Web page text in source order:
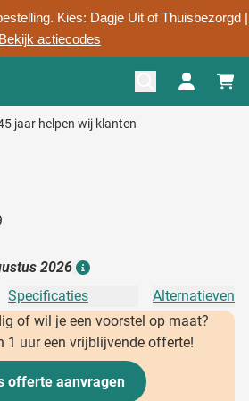
Kies: Dagje Uit of Thuisbezorgd |
Bekijk actiecodes
jaar helpen wij klanten
2026
Specificaties
Alternatieven
of wil je een voorstel op maat?
1 uur een vrijblijvende offerte!
offerte aanvragen